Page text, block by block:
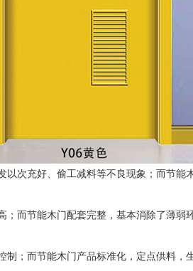
次充好、偷工减料等不良现象；而节能
而节能木门配套完整，基本消除了薄弱
；而节能木门产品标准化，定点供料，